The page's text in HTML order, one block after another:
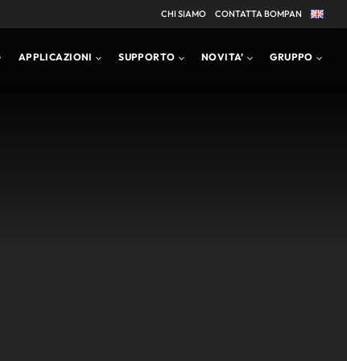
CHI SIAMO CONTATTA BOMPAN
APPLICAZIONI SUPPORTO NOVITA’ GRUPPO
BROCHURE PRODOTTI